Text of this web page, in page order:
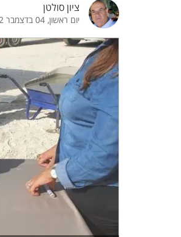
ציון סולטן
יום ראשון, 04 בדצמבר 2022, 06:22
כיבוי הבהובים התאמת קריאה